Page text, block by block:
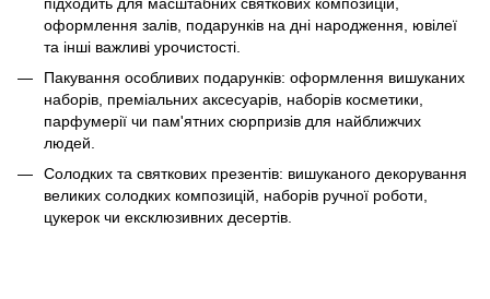
оформлення залів, подарунків на дні народження, ювілеї
та інші важливі урочистості.
Пакування особливих подарунків: оформлення вишуканих
наборів, преміальних аксесуарів, наборів косметики,
парфумерії чи пам'ятних сюрпризів для найближчих
людей.
Солодких та святкових презентів: вишуканого декорування
великих солодких композицій, наборів ручної роботи,
цукерок чи ексклюзивних десертів.